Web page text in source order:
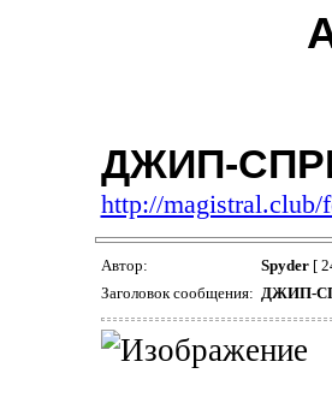
ДЖИП-
http://
Автор: Spyder[
Заголовок сообщения: ДЖИП-